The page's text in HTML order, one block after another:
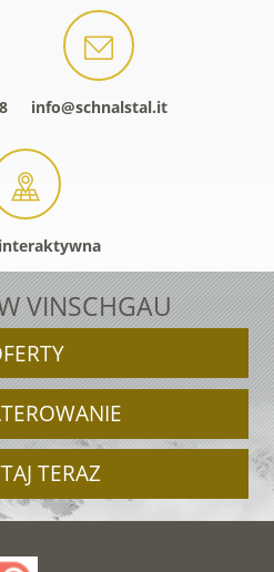
info@schnalstal.it
VINSCHGAU
TERAZ